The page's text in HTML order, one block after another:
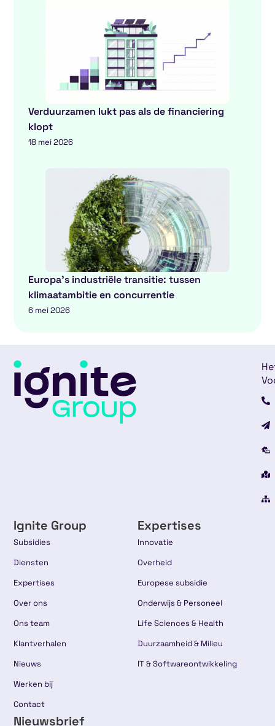
Verduurzamen lukt pas als de financiering
klopt
18 mei 2026
Europa’s industriële transitie: tussen
klimaatambitie en concurrentie
6 mei 2026
Ignite Group
Subsidies
Diensten
Expertises
Over ons
Ons team
Klantverhalen
Nieuws
Werken bij
Contact
Expertises
Innovatie
Overheid
Europese subsidie
Onderwijs & Personeel
Life Sciences & Health
Duurzaamheid & Milieu
IT & Softwareontwikkeling
Nieuwsbrief